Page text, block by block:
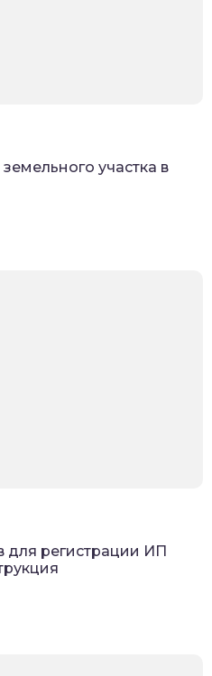
участка в
для регистрации ИП